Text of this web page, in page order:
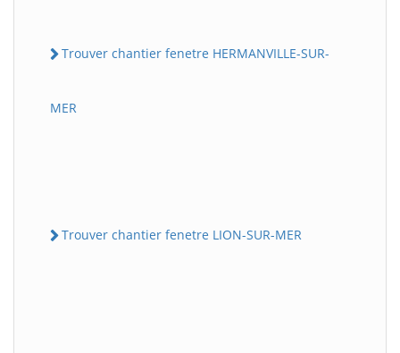
Trouver chantier fenetre HERMANVILLE-SUR-
MER
Trouver chantier fenetre LION-SUR-MER